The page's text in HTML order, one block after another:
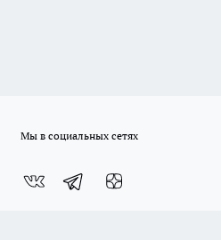
Мы в социальных сетях